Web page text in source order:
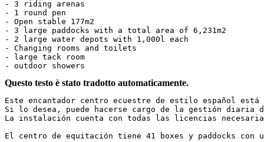
- 3 riding arenas
- 1 round pen
- Open stable 177m2
- 3 large paddocks with a total area of 6,231m2
- 2 large water depots with 1,000l each
- Changing rooms and toilets
- large tack room
- outdoor showers
Questo testo è stato tradotto automaticamente.
Este encantador centro ecuestre de estilo español
Si lo desea, puede hacerse cargo de la gestión diaria
La instalación cuenta con todas las licencias
El centro de equitación tiene 41 boxes y paddocks